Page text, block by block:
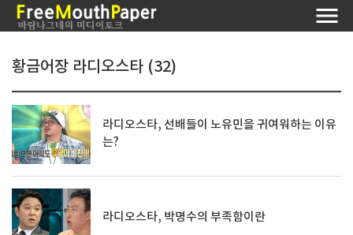
황금어장 라디오스타 (32)
라디오스타, 선배들이 노유민을 귀여워하는 이유
는?
라디오스타, 박명수의 부족함이란